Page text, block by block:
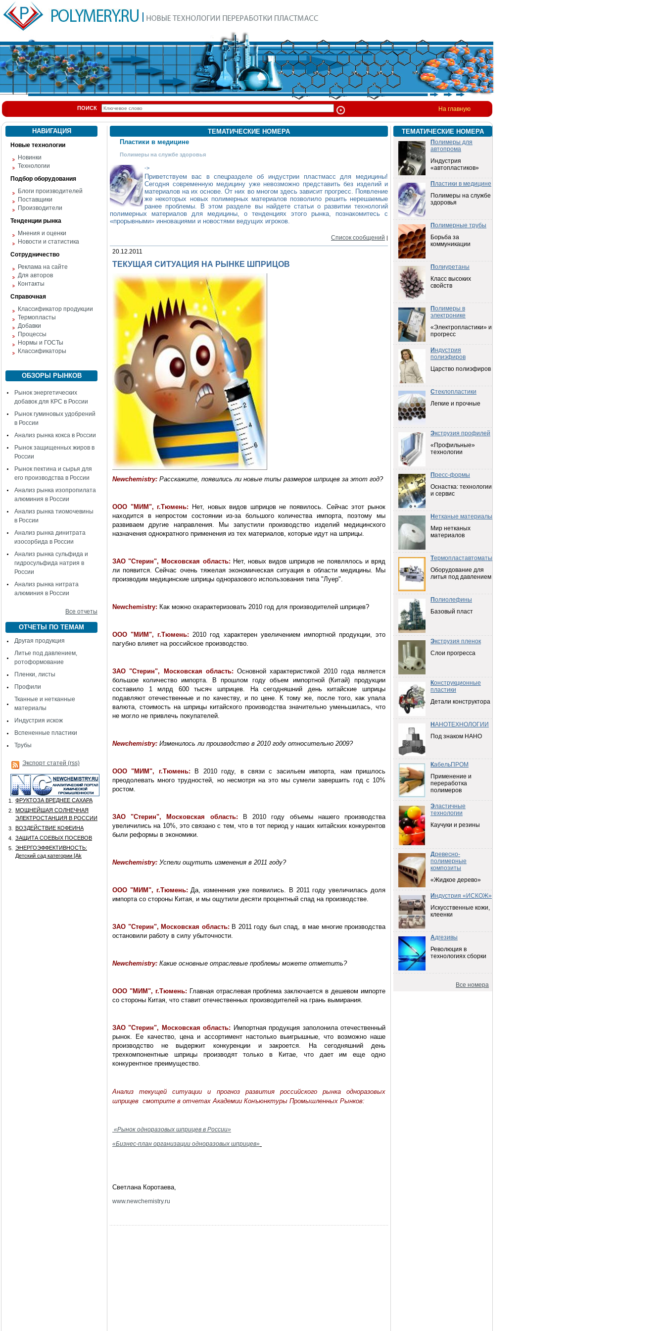
ПОИСК На главную
НАВИГАЦИЯ
Новые технологии
Новинки
Технологии
Подбор оборудования
Блоги производителей
Поставщики
Производители
Тенденции рынка
Мнения и оценки
Новости и статистика
Сотрудничество
Реклама на сайте
Для авторов
Контакты
Справочная
Классификатор продукции
Термопласты
Добавки
Процессы
Нормы и ГОСТы
Классификаторы
ОБЗОРЫ РЫНКОВ
Рынок энергетических
добавок для КРС в России
Рынок гуминовых удобрений
в России
Анализ рынка кокса в России
Рынок защищенных жиров в
России
Рынок пектина и сырья для
его производства в России
Анализ рынка изопропилата
алюминия в России
Анализ рынка тиомочевины
в России
Анализ рынка динитрата
изосорбида в России
Анализ рынка сульфида и
гидросульфида натрия в
России
Анализ рынка нитрата
алюминия в России
Все отчеты
ОТЧЕТЫ ПО ТЕМАМ
Другая продукция
Литье под давлением,
ротоформование
Пленки, листы
Профили
Тканные и нетканные
материалы
Индустрия искож
Вспененные пластики
Трубы
Экспорт статей (rss)
1.
ФРУКТОЗА ВРЕДНЕЕ САХАРА
2.
МОЩНЕЙШАЯ СОЛНЕЧНАЯ
ЭЛЕКТРОСТАНЦИЯ В РОССИИ
3.
ВОЗДЕЙСТВИЕ КОФЕИНА
4.
ЗАЩИТА СОЕВЫХ ПОСЕВОВ
5.
ЭНЕРГОЭФФЕКТИВНОСТЬ:
Детский сад категории [Аk
ТЕМАТИЧЕСКИЕ НОМЕРА
Пластики в медицине
Полимеры на службе здоровья
->
Приветствуем вас в спецразделе об индустрии пластмасс для медицины!
Сегодня современную медицину уже невозможно представить без изделий и
материалов на их основе. От них во многом здесь зависит прогресс. Появление
же некоторых новых полимерных материалов позволило решить нерешаемые
ранее проблемы. В этом разделе вы найдете статьи о развитии технологий
полимерных материалов для медицины, о тенденциях этого рынка, познакомитесь с
«прорывными» инновациями и новостями ведущих игроков.
Список сообщений |
20.12.2011
ТЕКУЩАЯ СИТУАЦИЯ НА РЫНКЕ ШПРИЦОВ
Newchemistry: Расскажите, появились ли новые типы размеров шприцев за этот год?
ООО "МИМ", г.Тюмень: Нет, новых видов шприцов не появилось. Сейчас этот рынок
находится в непростом состоянии из-за большого количества импорта, поэтому мы
развиваем другие направления. Мы запустили производство изделий медицинского
назначения однократного применения из тех материалов, которые идут на шприцы.
ЗАО "Стерин", Московская область: Нет, новых видов шприцов не появлялось и вряд
ли появится. Сейчас очень тяжелая экономическая ситуация в области медицины. Мы
производим медицинские шприцы одноразового использования типа "Луер".
Newchemistry: Как можно охарактеризовать 2010 год для производителей шприцев?
ООО "МИМ", г.Тюмень: 2010 год характерен увеличением импортной продукции, это
пагубно влияет на российское производство.
ЗАО "Стерин", Московская область: Основной характеристикой 2010 года является
большое количество импорта. В прошлом году объем импортной (Китай) продукции
составило 1 млрд 600 тысяч шприцев. На сегодняшний день китайские шприцы
подавляют отечественные и по качеству, и по цене. К тому же, после того, как упала
валюта, стоимость на шприцы китайского производства значительно уменьшилась, что
не могло не привлечь покупателей.
Newchemistry: Изменилось ли производство в 2010 году относительно 2009?
ООО "МИМ", г.Тюмень: В 2010 году, в связи с засильем импорта, нам пришлось
преодолевать много трудностей, но несмотря на это мы сумели завершить год с 10%
ростом.
ЗАО "Стерин", Московская область: В 2010 году объемы нашего производства
увеличились на 10%, это связано с тем, что в тот период у наших китайских конкурентов
были реформы в экономики.
Newchemistry: Успели ощутить изменения в 2011 году?
ООО "МИМ", г.Тюмень: Да, изменения уже появились. В 2011 году увеличилась доля
импорта со стороны Китая, и мы ощутили десяти процентный спад на производстве.
ЗАО "Стерин", Московская область: В 2011 году был спад, в мае многие производства
остановили работу в силу убыточности.
Newchemistry: Какие основные отраслевые проблемы можете отметить?
ООО "МИМ", г.Тюмень: Главная отраслевая проблема заключается в дешевом импорте
со стороны Китая, что ставит отечественных производителей на грань вымирания.
ЗАО "Стерин", Московская область: Импортная продукция заполонила отечественный
рынок. Ее качество, цена и ассортимент настолько выигрышные, что возможно наше
производство не выдержит конкуренции и закроется. На сегодняшний день
трехкомпонентные шприцы производят только в Китае, что дает им еще одно
конкурентное преимущество.
Анализ текущей ситуации и прогноз развития российского рынка одноразовых
шприцев смотрите в отчетах Академии Конъюнктуры Промышленных Рынков:
«Рынок одноразовых шприцев в России»
«Бизнес-план организации одноразовых шприцев»
Светлана Коротаева,
www.newchemistry.ru
ТЕМАТИЧЕСКИЕ НОМЕРА
Полимеры для
автопрома
Индустрия
«автопластиков»
Пластики в медицине
Полимеры на службе
здоровья
Полимерные трубы
Борьба за
коммуникации
Полиуретаны
Класс высоких
свойств
Полимеры в
электронике
«Электропластики» и
прогресс
Индустрия
полиэфиров
Царство полиэфиров
Стеклопластики
Легкие и прочные
Экструзия профилей
«Профильные»
технологии
Пресс-формы
Оснастка: технологии
и сервис
Н етканые материалы
Мир нетканых
материалов
Термопластавтоматы
Оборудование для
литья под давлением
Полиолефины
Базовый пласт
Экструзия пленок
Слои прогресса
Конструкционные
пластики
Детали конструктора
Н АНОТЕХНОЛОГИИ
Под знаком НАНО
КабельПРОМ
Применение и
переработка
полимеров
Эластичные
технологии
Каучуки и резины
Древесно-
полимерные
композиты
«Жидкое дерево»
Индустрия «ИСКОЖ»
Искусственные кожи,
клеенки
Адгезивы
Революция в
технологиях сборки
Все номера